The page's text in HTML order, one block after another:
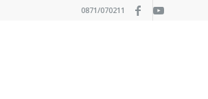
0871/070211